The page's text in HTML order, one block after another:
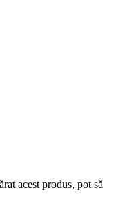
acest produs, pot să